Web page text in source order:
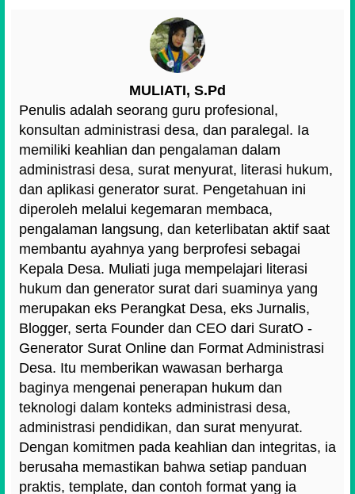
MULIATI, S.Pd
Penulis adalah seorang guru profesional,
konsultan administrasi desa, dan paralegal. Ia
memiliki keahlian dan pengalaman dalam
administrasi desa, surat menyurat, literasi hukum,
dan aplikasi generator surat. Pengetahuan ini
diperoleh melalui kegemaran membaca,
pengalaman langsung, dan keterlibatan aktif saat
membantu ayahnya yang berprofesi sebagai
Kepala Desa. Muliati juga mempelajari literasi
hukum dan generator surat dari suaminya yang
merupakan eks Perangkat Desa, eks Jurnalis,
Blogger, serta Founder dan CEO dari SuratO -
Generator Surat Online dan Format Administrasi
Desa. Itu memberikan wawasan berharga
baginya mengenai penerapan hukum dan
teknologi dalam konteks administrasi desa,
administrasi pendidikan, dan surat menyurat.
Dengan komitmen pada keahlian dan integritas, ia
berusaha memastikan bahwa setiap panduan
praktis, template, dan contoh format yang ia